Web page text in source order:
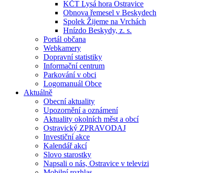
KČT Lysá hora Ostravice
Obnova řemesel v Beskydech
Spolek Žijeme na Vrchách
Hnízdo Beskydy, z. s.
Portál občana
Webkamery
Dopravní statistiky
Informační centrum
Parkování v obci
Logomanuál Obce
Aktuálně
Obecní aktuality
Upozornění a oznámení
Aktuality okolních měst a obcí
Ostravický ZPRAVODAJ
Investiční akce
Kalendář akcí
Slovo starostky
Napsali o nás, Ostravice v televizi